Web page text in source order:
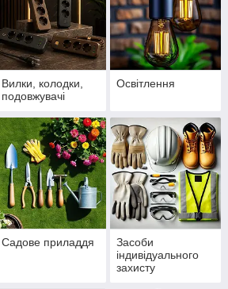
Вилки, колодки,
подовжувачі
Освітлення
Садове приладдя
Засоби
індивідуального
захисту